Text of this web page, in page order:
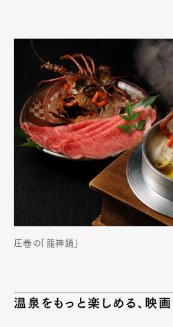
圧巻の「龍神鍋」
温泉をもっと楽しめる、映